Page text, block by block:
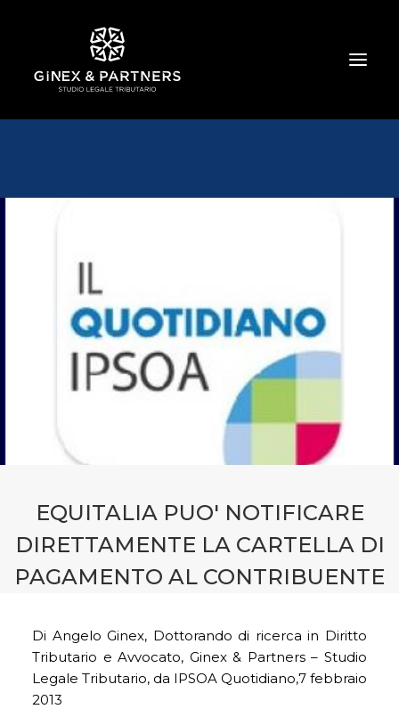
CHI SIAMO
COMMERCIO INTERNAZIONALE
BANCARIO E FINANZIARIO
NEWS ED EVENTI
EQUITALIA PUO' NOTIFICARE
DIRETTAMENTE LA CARTELLA DI
PAGAMENTO AL CONTRIBUENTE
Di Angelo Ginex, Dottorando di ricerca in Diritto
Tributario e Avvocato, Ginex & Partners – Studio
Legale Tributario, da IPSOA Quotidiano,7 febbraio
2013